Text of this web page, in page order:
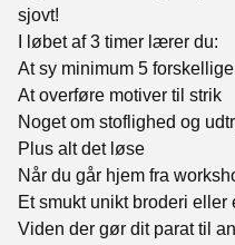
sjovt!
I løbet af 3 timer lærer du:
At sy minimum 5
At overføre motiver til strik
Noget om stoflighed og
Plus alt det løse
Når du går hjem fra
Et smukt unikt broderi eller
Viden der gør dit parat til